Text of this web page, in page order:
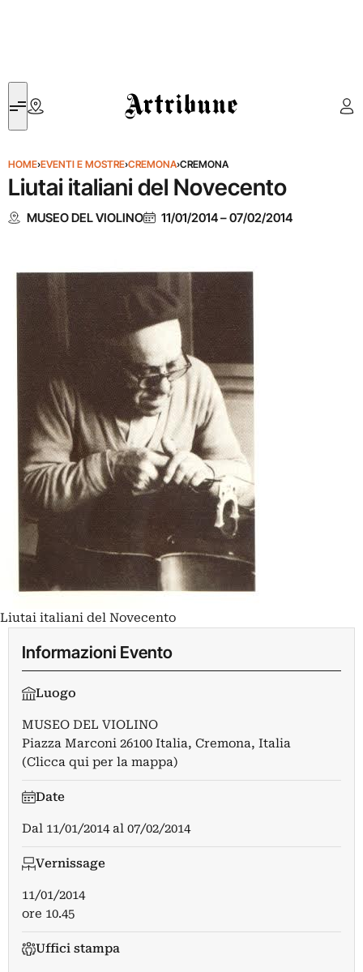
Artribune
HOME›EVENTI E MOSTRE›CREMONA›CREMONA
Liutai italiani del Novecento
MUSEO DEL VIOLINO 11/01/2014–07/02/2014
Liutai italiani del Novecento
Informazioni Evento
Luogo
MUSEO DEL VIOLINO
Piazza Marconi 26100 Italia, Cremona, Italia
(Clicca qui per la mappa)
Date
Dal 11/01/2014al 07/02/2014
Vernissage
11/01/2014
ore 10.45
Uffici stampa